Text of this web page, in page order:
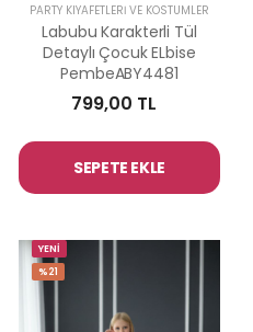
ABİYE KİDSPARTY KIYAFETLERİ VE KOSTÜMLER
Labubu Karakterli Tül
Detaylı Çocuk ELbise
PembeABY4481
799,00 TL
SEPETE EKLE
YENİ
%21